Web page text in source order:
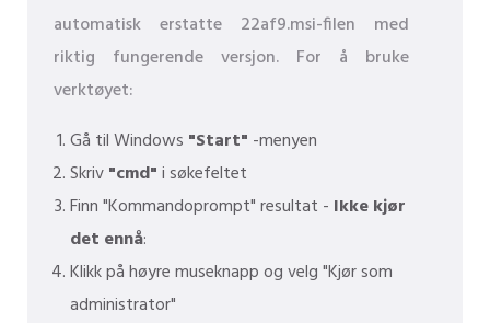
automatisk erstatte 22af9.msi-filen med
riktig fungerende versjon. For å bruke
verktøyet:
Gå til Windows "Start" -menyen
Skriv"cmd"i søkefeltet
Finn "Kommandoprompt" resultat - Ikke kjør
det ennå:
Klikk på høyre museknapp og velg "Kjør som
administrator"